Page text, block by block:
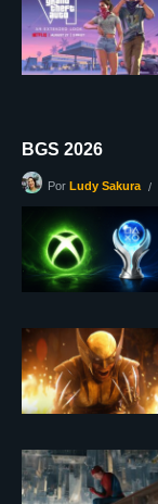
BGS 2026
Por Ludy Sakura